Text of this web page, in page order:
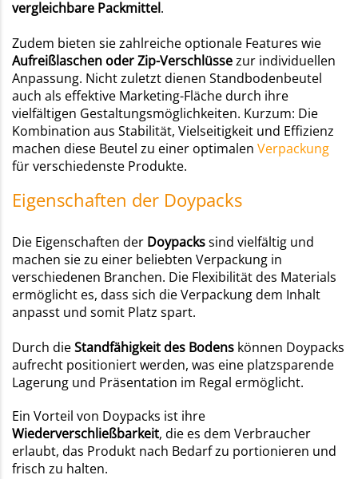
vergleichbare Packmittel.
Zudem bieten sie zahlreiche optionale Features wie
Aufreißlaschen oderZip-Verschlüssezur individuellen
Anpassung. Nicht zuletzt dienen Standbodenbeutel
auch als effektive Marketing-Fläche durch ihre
vielfältigen Gestaltungsmöglichkeiten. Kurzum: Die
Kombination aus Stabilität, Vielseitigkeit und Effizienz
machen diese Beutel zu einer optimalen Verpackung
für verschiedenste Produkte.
Eigenschaften der Doypacks
Die Eigenschaften der Doypackssind vielfältig und
machen sie zu einer beliebten Verpackung in
verschiedenen Branchen. Die Flexibilität des Materials
ermöglicht es, dass sich die Verpackung dem Inhalt
anpasst und somit Platz spart.
Durch dieStandfähigkeit des Bodens können Doypacks
aufrecht positioniert werden, was eine platzsparende
Lagerung und Präsentation im Regal ermöglicht.
Ein Vorteil von Doypacks ist ihre
Wiederverschließbarkeit, die es dem Verbraucher
erlaubt, das Produkt nach Bedarf zu portionieren und
frisch zu halten.